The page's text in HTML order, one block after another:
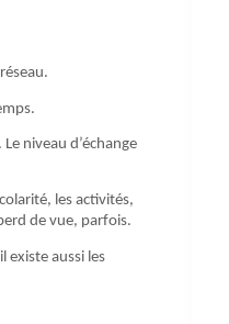
niveau d’échange
les activités,
de vue, parfois.
existe aussi les